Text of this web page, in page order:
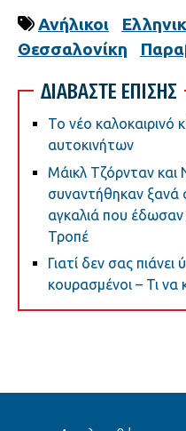
Ανήλικοι
Θεσσαλονίκη
ΔΙΑΒΑΣΤΕ ΕΠΙΣΗΣ
Το νέο
αυτοκινήτων
Μάικλ Τζόρνταν και
συναντήθηκαν ξανά
αγκαλιά που
Τροπέ
Γιατί δεν σας
κουρασμένοι – Τι να